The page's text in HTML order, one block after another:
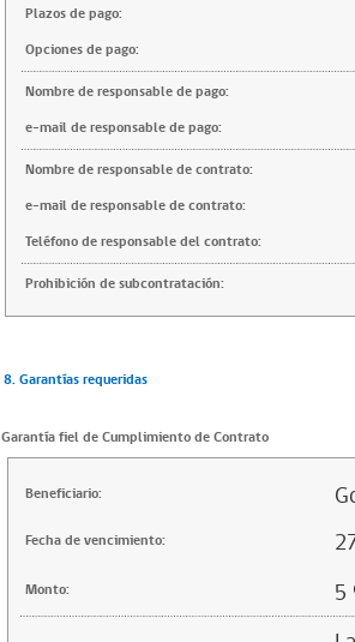
Plazos de pago:
Opciones de pago:
Nombre de responsable de pago:
e-mail de responsable de pago:
Nombre de responsable de contrato:
e-mail de responsable de contrato:
Teléfono de responsable del contrato:
Prohibición de subcontratación:
8. Garantías requeridas
Garantía fiel de Cumplimiento de Contrato
Beneficiario:
Fecha de vencimiento:
Monto: 5